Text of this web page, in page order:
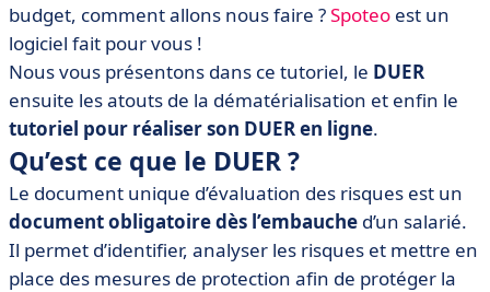
budget, comment allons nous faire ?Spoteo est un
logiciel fait pour vous !
Nous vous présentons dans ce tutoriel, le DUER
ensuite les atouts de la dématérialisation et enfin le
tutoriel pour réaliser son DUER en ligne.
Qu’est ce que le DUER ?
Le document unique d’évaluation des risques est un
document obligatoire dès l’embauche d’un salarié.
Il permet d’identifier, analyser les risques et mettre en
place des mesures de protection afin de protéger la